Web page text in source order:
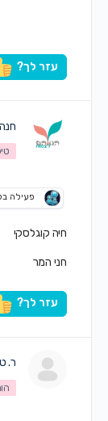
עזר לך?
חנה
פעילה
חיה קוגלסקי
חני המר
עזר לך?
ר.